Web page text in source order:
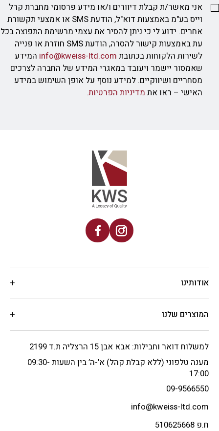
אני מאשר/ת קבלת דיוורים ו/או מידע פרסומי מחברת קרל
וייס בע"מ באמצעות דוא"ל, הודעת SMS או אמצעי תקשורת
אחרים. ידוע לי כי ניתן להסיר את עצמי מרשימת התפוצה בכל
עת באמצעות קישור להסרה, הודעת SMS חוזרת או פנייה
לשירות הלקוחות בכתובת info@kweiss-ltd.com המידע
שאמסור יישמר ויעובד במאגרי המידע של החברה לצרכים
מסחריים ושיווקיים. למידע נוסף על אופן השימוש במידע
האישי – ראו את מדיניות הפרטיות.
אודותינו
המוצרים שלנו
למשלוח דואר וחבילות: אבא אבן 15 הרצליה ת.ד 2199
מענה טלפוני (ללא קבלת קהל) א’-ה’ בין השעות 09:30-
17:00
09-9566550
info@kweiss-ltd.com
ח.פ 510625668